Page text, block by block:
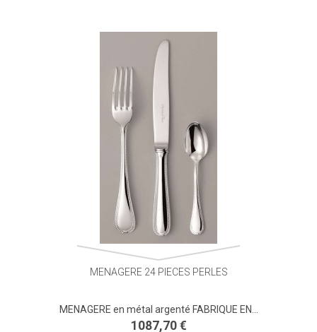
MENAGERE 24 PIECES PERLES
MENAGERE en métal argenté FABRIQUE EN...
1087,70 €